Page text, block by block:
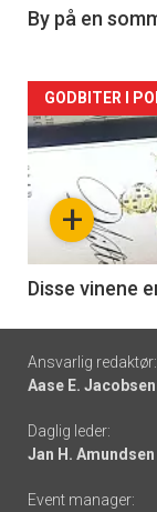
5
By på en
Forsiden
akkurat
nå
6
+
GODBITER I
Disse vinene
Footer
-
links
Ansvarlig redaktør:
Aase E. Jacobsen
Daglig leder:
Jan H. Amundsen
Event manager: